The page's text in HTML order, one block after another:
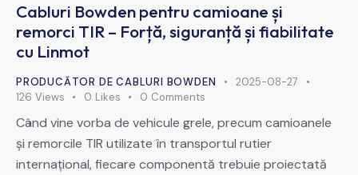
Cabluri Bowden pentru camioane și
remorci TIR – Forță, siguranță și fiabilitate
cu Linmot
PRODUCĂTOR DE CABLURI BOWDEN
2025-08-27
126 Views 0 Likes 0 Comments
Când vine vorba de vehicule grele, precum camioanele
și remorcile TIR utilizate în transportul rutier
internațional, fiecare componentă trebuie proiectată